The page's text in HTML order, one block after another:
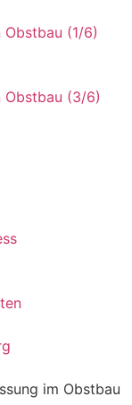
(1/6)
Obstbau (3/6)
im Obstbau